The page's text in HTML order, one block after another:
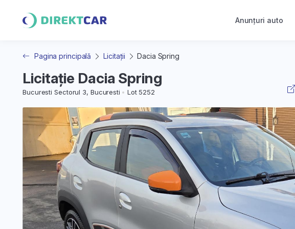
Anunțuri auto
Pagina principală Licitații Dacia Spring
Licitație Dacia Spring
Bucuresti Sectorul 3, Bucuresti Lot 5252